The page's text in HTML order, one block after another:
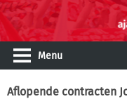
Menu
Aflopende contracten